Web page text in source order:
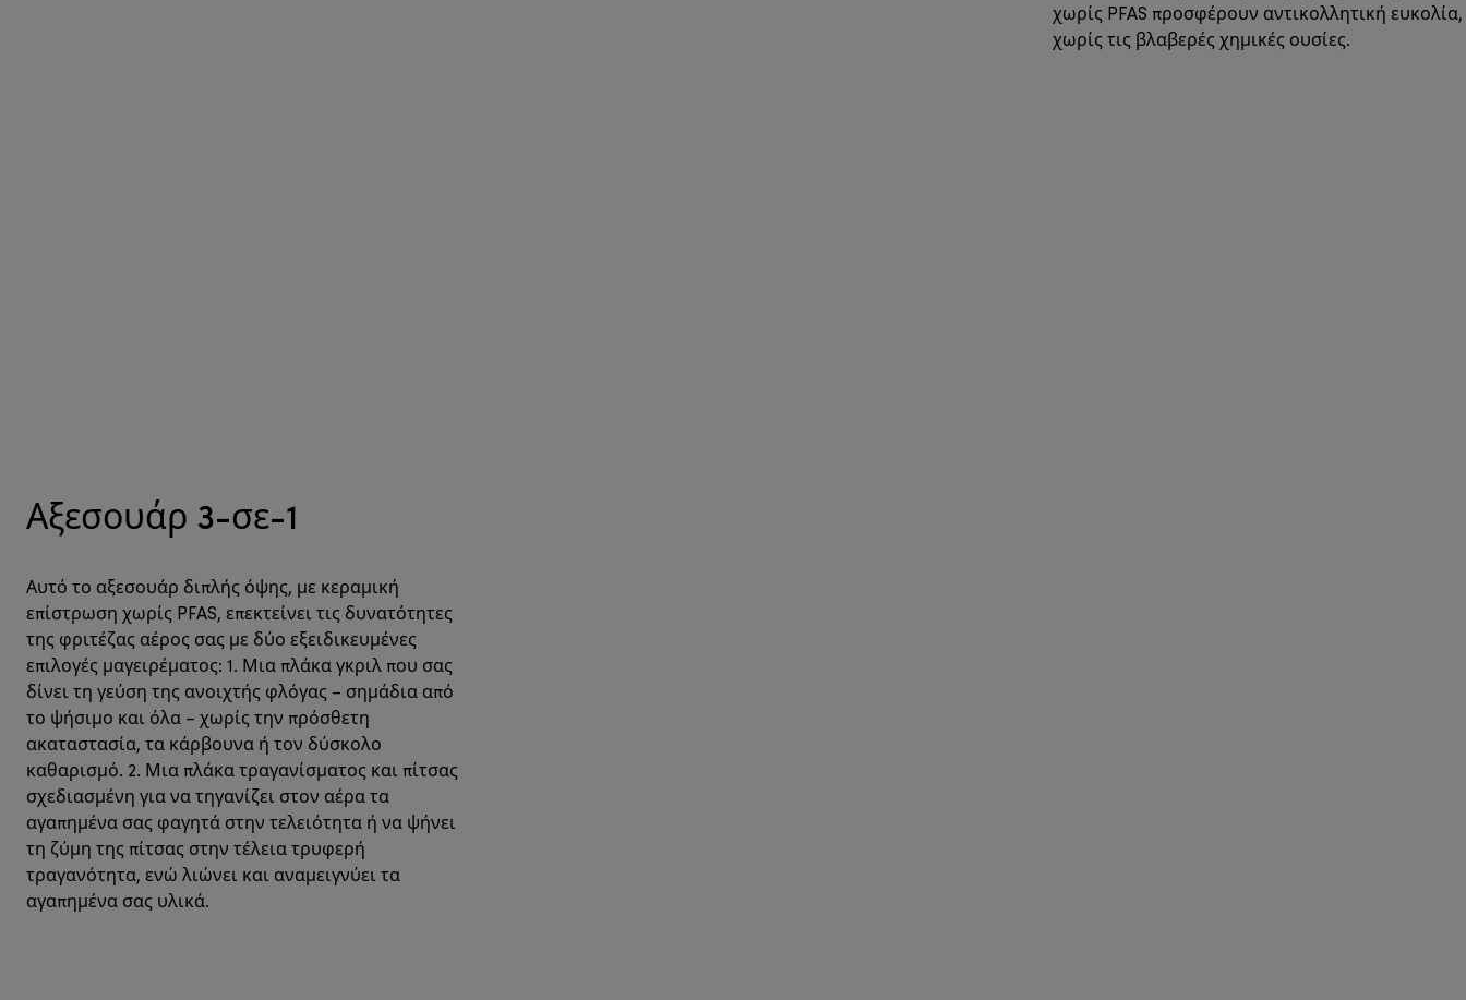
χωρίς PFAS προσφέρουν αντικολλητική ευκολία,
χωρίς τις βλαβερές χημικές ουσίες.
Αξεσουάρ 3-σε-1
Αυτό το αξεσουάρ διπλής όψης, με κεραμική
επίστρωση χωρίς PFAS, επεκτείνει τις δυνατότητες
της φριτέζας αέρος σας με δύο εξειδικευμένες
επιλογές μαγειρέματος: 1. Μια πλάκα γκριλ που σας
δίνει τη γεύση της ανοιχτής φλόγας – σημάδια από
το ψήσιμο και όλα – χωρίς την πρόσθετη
ακαταστασία, τα κάρβουνα ή τον δύσκολο
καθαρισμό. 2. Μια πλάκα τραγανίσματος και πίτσας
σχεδιασμένη για να τηγανίζει στον αέρα τα
αγαπημένα σας φαγητά στην τελειότητα ή να ψήνει
τη ζύμη της πίτσας στην τέλεια τρυφερή
τραγανότητα, ενώ λιώνει και αναμειγνύει τα
αγαπημένα σας υλικά.